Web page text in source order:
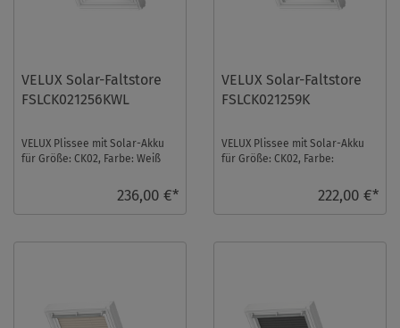
VELUX Solar-Faltstore
FSLCK021256KWL
VELUX Plissee mit Solar-Akku
für Größe: CK02, Farbe: Weiß
236,00 €*
VELUX Solar-Faltstore
FSLCK021259K
VELUX Plissee mit Solar-Akku
für Größe: CK02, Farbe:
semitransparent, io- ...222,00 €*